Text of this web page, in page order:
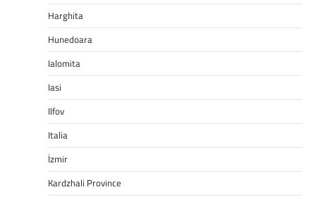
Harghita
Hunedoara
Ialomita
Iasi
Ilfov
Italia
İzmir
Kardzhali Province